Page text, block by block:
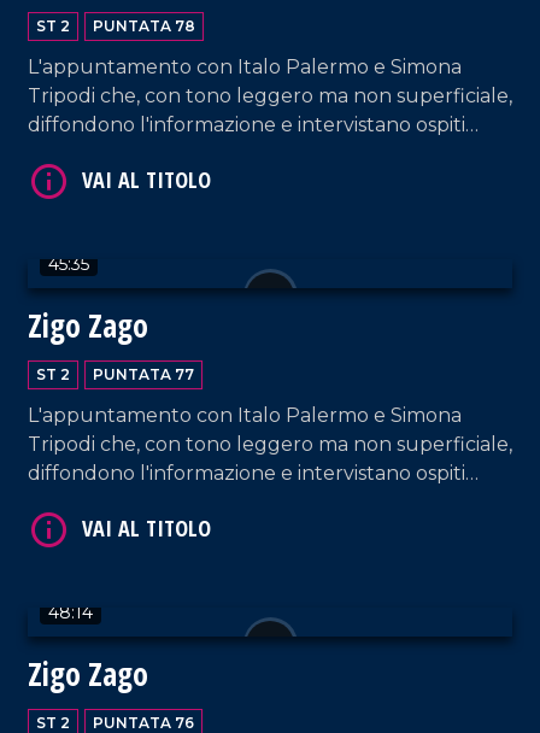
ST 2 PUNTATA 78
L'appuntamento con Italo Palermo e Simona
Tripodi che, con tono leggero ma non superficiale,
diffondono l'informazione e intervistano ospiti
Lamezia Terme.
45:35
Zigo Zago
ST 2 PUNTATA 77
L'appuntamento con Italo Palermo e Simona
Tripodi che, con tono leggero ma non superficiale,
diffondono l'informazione e intervistano ospiti
Lamezia Terme.
48:14
Zigo Zago
ST 2 PUNTATA 76
VAI AL TITOLO
VAI AL TITOLO